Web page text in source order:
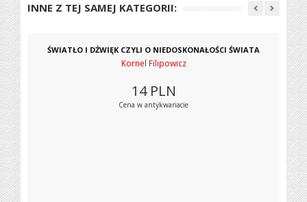
INNE Z TEJ SAMEJ KATEGORII:
ŚWIATŁO I DŹWIĘK CZYLI O NIEDOSKONAŁOŚCI ŚWIATA
Kornel Filipowicz
14 PLN
Cena w antykwariacie